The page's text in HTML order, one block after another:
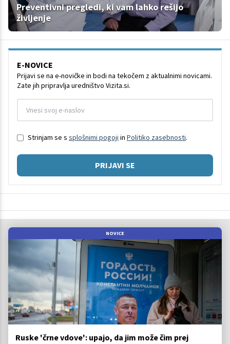
Preventivni pregledi, ki vam lahko rešijo
življenje
E-NOVICE
Prijavi se na e-novičke in bodi na tekočem z aktualnimi novicami.
Zate jih pripravlja uredništvo Vizita.si.
Strinjam se s splošnimi pogoji in Politiko zasebnosti.
PRIJAVI SE
NOVICE
Ruske 'črne vdove': upajo, da jim može čim prej